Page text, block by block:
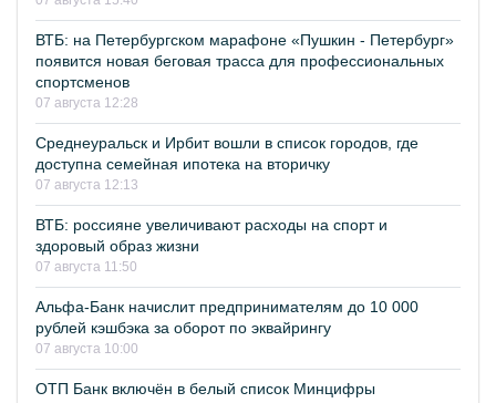
ВТБ: на Петербургском марафоне «Пушкин - Петербург»
появится новая беговая трасса для профессиональных
спортсменов
07 августа 12:28
Среднеуральск и Ирбит вошли в список городов, где
доступна семейная ипотека на вторичку
07 августа 12:13
ВТБ: россияне увеличивают расходы на спорт и
здоровый образ жизни
07 августа 11:50
Альфа-Банк начислит предпринимателям до 10 000
рублей кэшбэка за оборот по эквайрингу
07 августа 10:00
ОТП Банк включён в белый список Минцифры